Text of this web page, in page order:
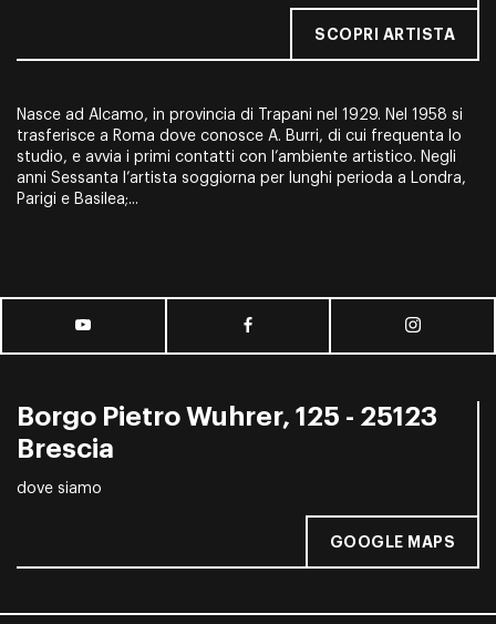
SCOPRI ARTISTA
Nasce ad Alcamo, in provincia di Trapani nel 1929. Nel 1958 si
trasferisce a Roma dove conosce A. Burri, di cui frequenta lo
studio, e avvia i primi contatti con l’ambiente artistico. Negli
anni Sessanta l’artista soggiorna per lunghi perioda a Londra,
Parigi e Basilea;...
Borgo Pietro Wuhrer, 125 - 25123
Brescia
dove siamo
GOOGLE MAPS